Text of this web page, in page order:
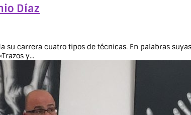
Díaz
su carrera cuatro tipos de técnicas. En palabras
y...